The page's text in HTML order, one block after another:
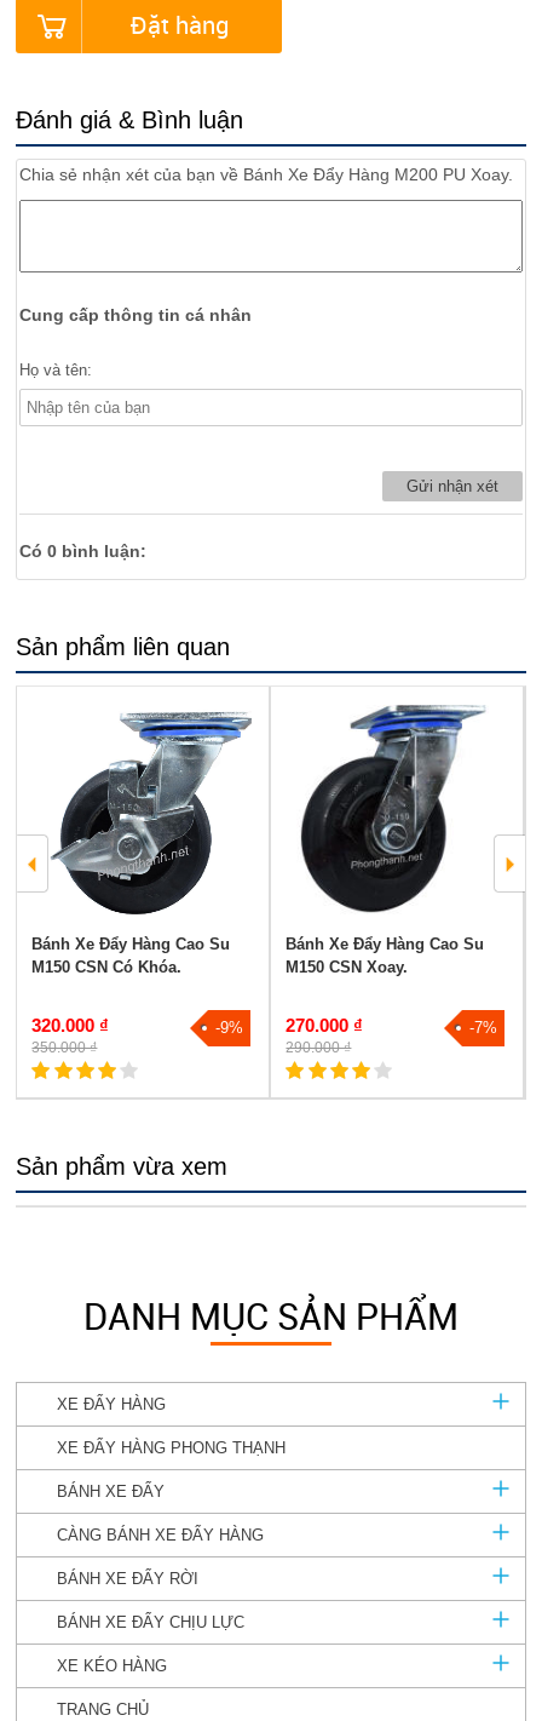
Đặt hàng
Đánh giá & Bình luận
Chia sẻ nhận xét của bạn về Bánh Xe Đẩy Hàng M200 PU Xoay.
Cung cấp thông tin cá nhân
Họ và tên:
Có0 bình luận:
Sản phẩm liên quan
Bánh Xe Đẩy Hàng Cao Su
M150 CSN Có Khóa.
320.000 ₫
350.000 ₫
-9%
Bánh Xe Đẩy Hàng Cao Su
M150 CSN Xoay.
270.000 ₫
290.000 ₫
-7%
Sản phẩm vừa xem
DANH MỤC SẢN PHẨM
XE ĐẨY HÀNG
XE ĐẨY HÀNG PHONG THẠNH
BÁNH XE ĐẨY
CÀNG BÁNH XE ĐẨY HÀNG
BÁNH XE ĐẨY RỜI
BÁNH XE ĐẨY CHỊU LỰC
XE KÉO HÀNG
TRANG CHỦ